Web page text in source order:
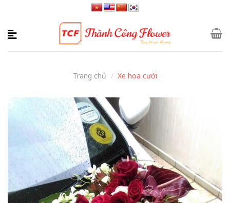
content
Trang chủ / Xe hoa cưới